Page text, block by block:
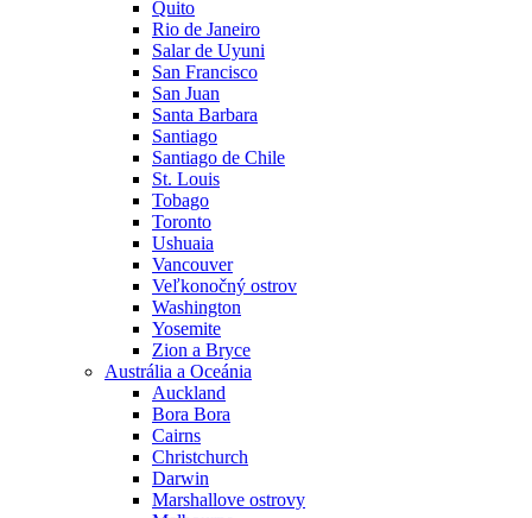
Quito
Rio de Janeiro
Salar de Uyuni
San Francisco
San Juan
Santa Barbara
Santiago
Santiago de Chile
St. Louis
Tobago
Toronto
Ushuaia
Vancouver
Veľkonočný ostrov
Washington
Yosemite
Zion a Bryce
Austrália a Oceánia
Auckland
Bora Bora
Cairns
Christchurch
Darwin
Marshallove ostrovy